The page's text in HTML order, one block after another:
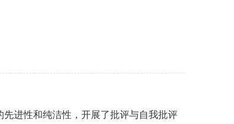
进性和纯洁性，开展了批评与自我批评